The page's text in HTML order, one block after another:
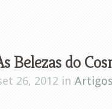
Belezas do
26, 2012 in